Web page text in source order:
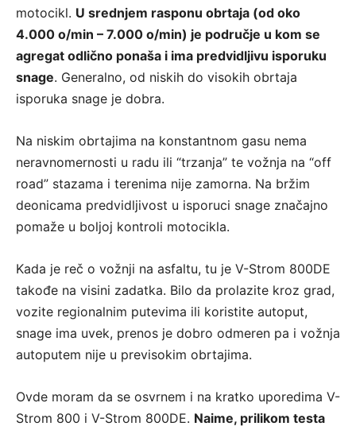
motocikl. U srednjem rasponu obrtaja (od oko
4.000 o/min – 7.000 o/min) je područje u kom se
agregat odlično ponaša i ima predvidljivu isporuku
snage. Generalno, od niskih do visokih obrtaja
isporuka snage je dobra.
Na niskim obrtajima na konstantnom gasu nema
neravnomernosti u radu ili “trzanja” te vožnja na “off
road” stazama i terenima nije zamorna. Na bržim
deonicama predvidljivost u isporuci snage značajno
pomaže u boljoj kontroli motocikla.
Kada je reč o vožnji na asfaltu, tu je V-Strom 800DE
takođe na visini zadatka. Bilo da prolazite kroz grad,
vozite regionalnim putevima ili koristite autoput,
snage ima uvek, prenos je dobro odmeren pa i vožnja
autoputem nije u previsokim obrtajima.
Ovde moram da se osvrnem i na kratko uporedima V-
Strom 800 i V-Strom 800DE. Naime, prilikom testa